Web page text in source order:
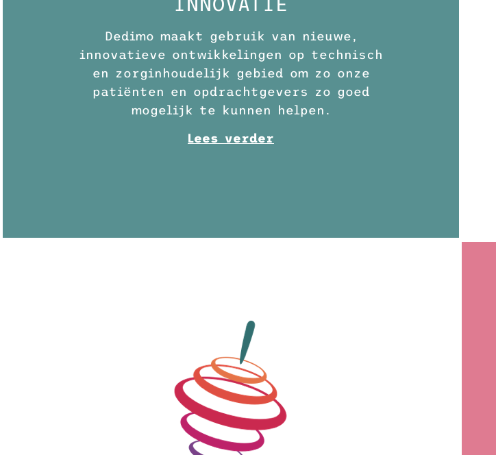
Dedimo maakt gebruik van nieuwe,
innovatieve ontwikkelingen op technisch
en zorginhoudelijk gebied om zo onze
patiënten en opdrachtgevers zo goed
mogelijk te kunnen helpen.
Lees verder